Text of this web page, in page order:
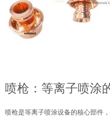
喷枪：等离子喷涂
喷枪是等离子喷涂设备的核心部件